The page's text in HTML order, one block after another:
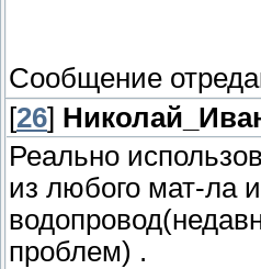
Сообщение
[26]
Реально
из любого мат-ла
проблем) .